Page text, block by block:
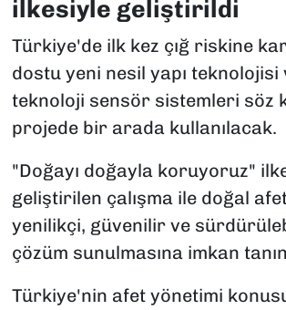
ilkesiyle geliştirildi
Türkiye'de ilk kez çığ riskine
dostu yeni nesil yapı teknolojisi
teknoloji sensör sistemleri söz
projede bir arada kullanılacak.
"Doğayı doğayla koruyoruz"
geliştirilen çalışma ile doğal
yenilikçi, güvenilir ve
çözüm sunulmasına imkan
Türkiye'nin afet yönetimi